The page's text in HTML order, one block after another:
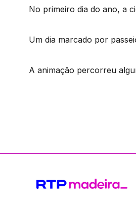
No primeiro dia do ano, a
Um dia marcado por
A animação percorreu